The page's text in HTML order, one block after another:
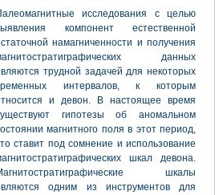
исследования с целью
компонент естественной
намагниченности и получения
данных
трудной задачей для некоторых
интервалов, к которым
и девон. В настоящее время
гипотезы об аномальном
магнитного поля в этот период,
ставит под сомнение и использование
шкал девона.
шкалы
одним из инструментов для